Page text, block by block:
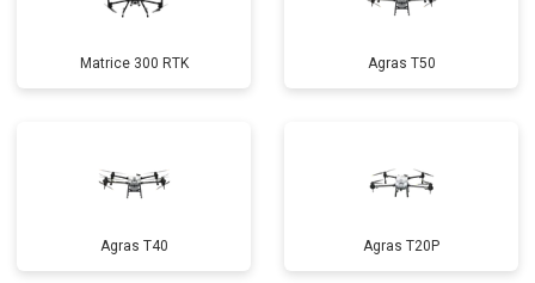
Matrice 300 RTK Agras T50
Agras T40 Agras T20P